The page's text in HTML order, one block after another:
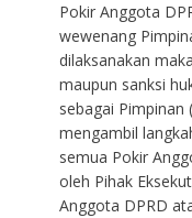
Pokir Anggota
wewenang
dilaksanakan
maupun sanksi
sebagai Pimpinan
mengambil
semua Pokir
oleh Pihak
Anggota DPRD